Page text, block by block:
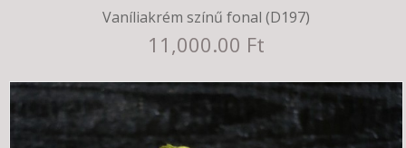
Vaníliakrém színű fonal (D197)
11,000.00 Ft